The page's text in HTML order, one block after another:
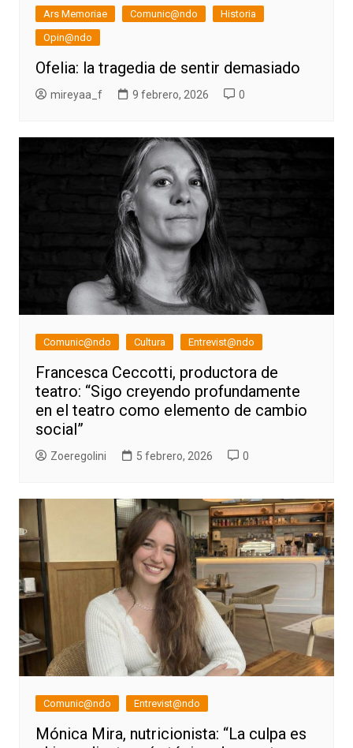
Ars Memoriae Comunic@ndo
Historia
Opin@ndo
Ofelia: la tragedia de sentir demasiado
mireyaa_f 9 febrero, 2026 0
Comunic@ndo Cultura Entrevist@ndo
Francesca Ceccotti, productora de
teatro: “Sigo creyendo profundamente
en el teatro como elemento de cambio
social”
Zoeregolini 5 febrero, 2026 0
Comunic@ndo Entrevist@ndo
Mónica Mira, nutricionista: “La culpa es